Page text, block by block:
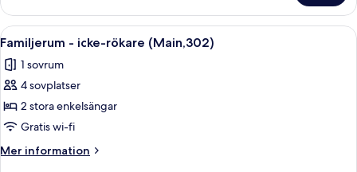
-
icke-
rökare
(Main,301)
Öppna
alla
foton
för
Familjerum
-
icke-
rökare
Ett sovrum med en säng, ett
28
Familjerum - icke-rökare (Main,302)
1 sovrum
4 sovplatser
2 stora enkelsängar
Gratis wi-fi
Mer information
Mer